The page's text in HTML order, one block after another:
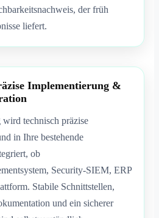
der früh
liefert.
Implementierung &
technisch präzise
in Ihre bestehende
ob
Security-SIEM, ERP
Stabile Schnittstellen,
und ein sicherer